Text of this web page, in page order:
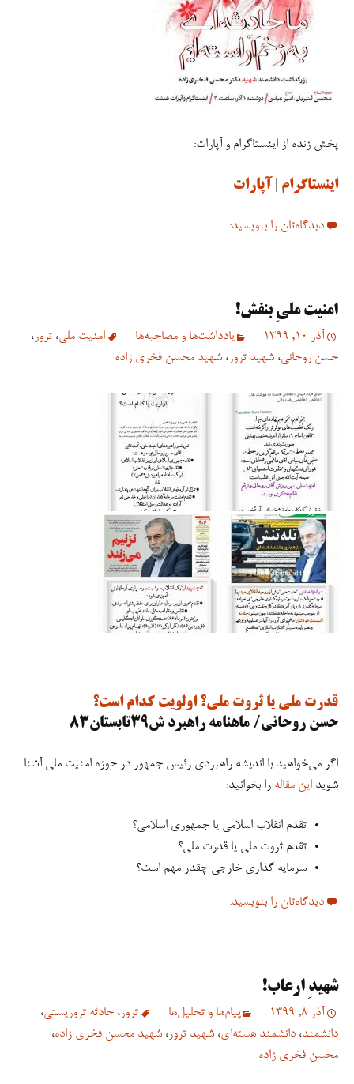
پخش زنده از اینستاگرام و آپارات:
اینستاگرام آپارات
دیدگاه‌تان را بنویسید:
امنیت ملیِ بنفش!
آذر 10, 1399 یادداشت‌ها و مصاحبه‌ها امنیت ملی، ترور ،
حسن روحانی، شهید ترور ، شهید محسن فخری زاده
قدرت ملی یا ثروت ملی؟ اولویت کدام است؟
حسن روحانی/ ماهنامه راهبرد ش٣٩تابستان٨٣
اگر می‌خواهید با اندیشه راهبردی رئیس جمهور در حوزه امنیت ملی آشنا
شوید این مقاله را بخوانید:
تقدم انقلاب اسلامی یا جمهوری اسلامی؟
تقدم ثروت ملی یا قدرت ملی؟
سرمایه گذاری خارجی چقدر مهم است؟
دیدگاه‌تان را بنویسید:
شهیدِ ارعاب!
آذر 8, 1399 پیام‌ها و تحلیل‌ها ترور ، حادثه تروریستی،
دانشمند، دانشمند هسته‌ای، شهید ترور ، شهید محسن فخری زاده،
محسن فخری زاده